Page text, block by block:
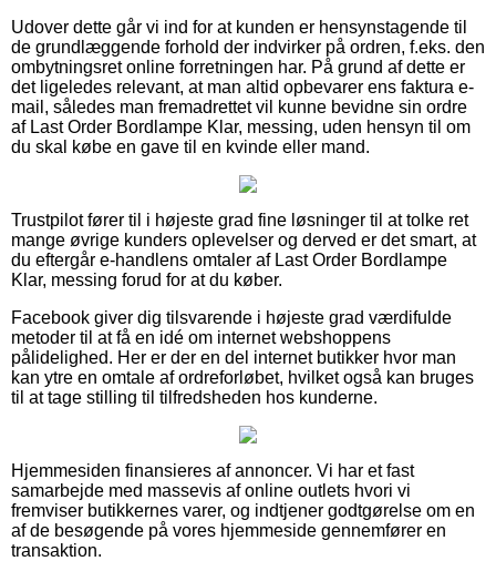
Udover dette går vi ind for at kunden er hensynstagende til
de grundlæggende forhold der indvirker på ordren, f.eks. den
ombytningsret online forretningen har. På grund af dette er
det ligeledes relevant, at man altid opbevarer ens faktura e-
mail, således man fremadrettet vil kunne bevidne sin ordre
af Last Order Bordlampe Klar, messing, uden hensyn til om
du skal købe en gave til en kvinde eller mand.
Trustpilot fører til i højeste grad fine løsninger til at tolke ret
mange øvrige kunders oplevelser og derved er det smart, at
du eftergår e-handlens omtaler af Last Order Bordlampe
Klar, messing forud for at du køber.
Facebook giver dig tilsvarende i højeste grad værdifulde
metoder til at få en idé om internet webshoppens
pålidelighed. Her er der en del internet butikker hvor man
kan ytre en omtale af ordreforløbet, hvilket også kan bruges
til at tage stilling til tilfredsheden hos kunderne.
Hjemmesiden finansieres af annoncer. Vi har et fast
samarbejde med massevis af online outlets hvori vi
fremviser butikkernes varer, og indtjener godtgørelse om en
af de besøgende på vores hjemmeside gennemfører en
transaktion.